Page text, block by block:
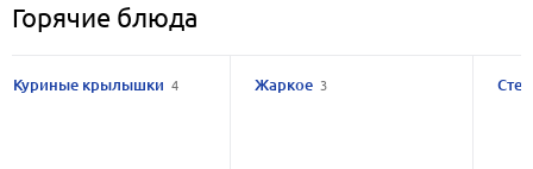
Горячие блюда
Куриные крылышки 4 Жаркое 3